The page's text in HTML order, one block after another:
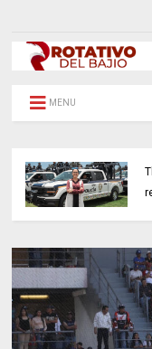
MENU